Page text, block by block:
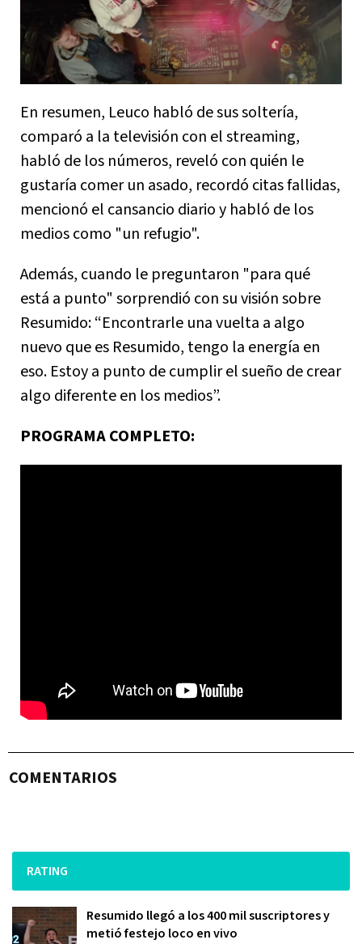
En resumen, Leuco habló de sus soltería,
comparó a la televisión con el streaming,
habló de los números, reveló con quién le
gustaría comer un asado, recordó citas fallidas,
mencionó el cansancio diario y habló de los
medios como "un refugio".
Además, cuando le preguntaron "para qué
está a punto" sorprendió con su visión sobre
Resumido: “Encontrarle una vuelta a algo
nuevo que es Resumido, tengo la energía en
eso. Estoy a punto de cumplir el sueño de crear
algo diferente en los medios”.
PROGRAMA COMPLETO:
COMENTARIOS
RATING
Resumido llegó a los 400 mil suscriptores y
metió festejo loco en vivo